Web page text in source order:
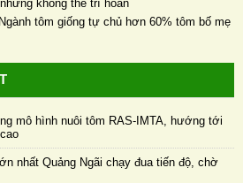
không thể trì hoãn
tôm giống tự chủ hơn 60% tôm bố mẹ
mô hình nuôi tôm RAS-IMTA, hướng tới
nhất Quảng Ngãi chạy đua tiến độ, chờ